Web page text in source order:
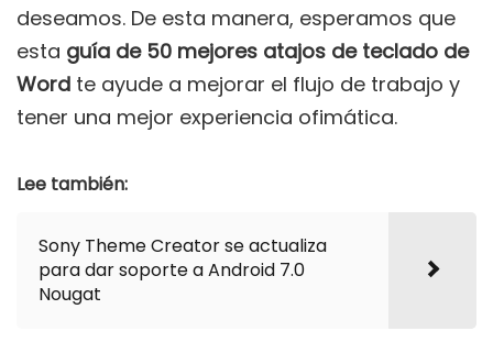
deseamos. De esta manera, esperamos que
esta guía de 50 mejores atajos de teclado de
Word te ayude a mejorar el flujo de trabajo y
tener una mejor experiencia ofimática.
Lee también:
Sony Theme Creator se actualiza
para dar soporte a Android 7.0
Nougat